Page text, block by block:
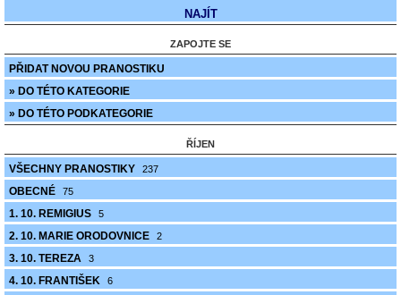
ZAPOJTE SE
PŘIDAT NOVOU PRANOSTIKU
» DO TÉTO KATEGORIE
» DO TÉTO PODKATEGORIE
ŘÍJEN
VŠECHNY PRANOSTIKY 237
OBECNÉ 75
1. 10. REMIGIUS 5
2. 10. MARIE ORODOVNICE 2
3. 10. TEREZA 3
4. 10. FRANTIŠEK 6